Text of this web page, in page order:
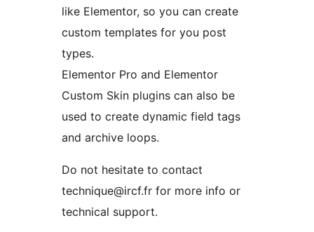
like Elementor, so you can create
custom templates for you post
types.
Elementor Pro and Elementor
Custom Skin plugins can also be
used to create dynamic field tags
and archive loops.
Do not hesitate to contact
technique@ircf.fr for more info or
technical support.